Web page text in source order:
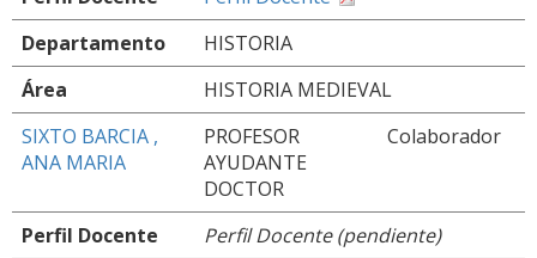
Departamento
HISTORIA
Área
HISTORIA MEDIEVAL
SIXTO BARCIA ,
ANA MARIA
PROFESOR
AYUDANTE
DOCTOR
Colaborador
Perfil Docente
Perfil Docente (pendiente)